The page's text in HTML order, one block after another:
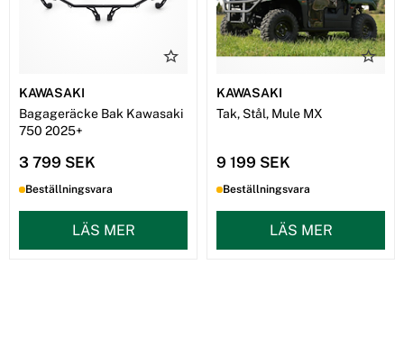
KAWASAKI
Bagageräcke Bak Kawasaki
750 2025+
3 799 SEK
Beställningsvara
LÄS MER
KAWASAKI
Tak, Stål, Mule MX
9 199 SEK
Beställningsvara
LÄS MER